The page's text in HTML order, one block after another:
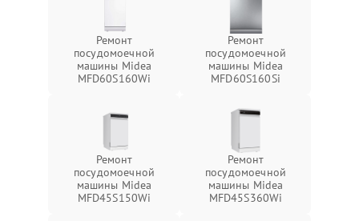
Ремонт
посудомоечной
машины Midea
MFD60S160Wi
Ремонт
посудомоечной
машины Midea
MFD60S160Si
Ремонт
посудомоечной
машины Midea
MFD45S150Wi
Ремонт
посудомоечной
машины Midea
MFD45S360Wi